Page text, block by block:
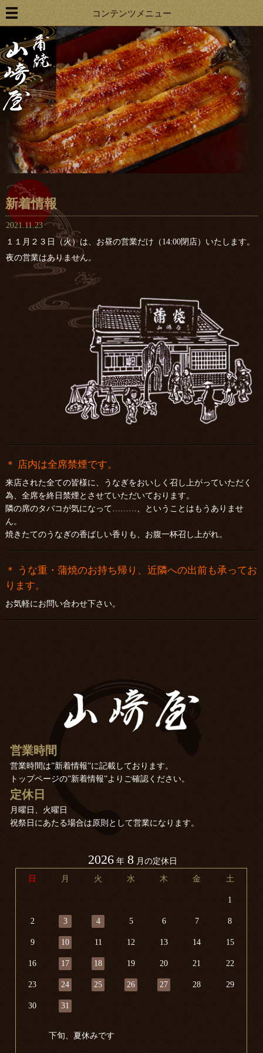
コンテンツメニュー
新着情報
2021.11.23
１１月２３日（火）は、お昼の営業だけ（14:00閉店）いたします。
夜の営業はありません。
＊ 店内は全席禁煙です。
来店された全ての皆様に、うなぎをおいしく召し上がっていただく
為、全席を終日禁煙とさせていただいております。
隣の席のタバコが気になって………、ということはもうありませ
ん。
焼きたてのうなぎの香ばしい香りも、お腹一杯召し上がれ。
＊ うな重・蒲焼のお持ち帰り、近隣への出前も承ってお
ります。
お気軽にお問い合わせ下さい。
営業時間
営業時間は”新着情報”に記載しております。
トップページの”新着情報”よりご確認ください。
定休日
月曜日、火曜日
祝祭日にあたる場合は原則として営業になります。
2026 年 8 月の定休日
日
月 火 水 木 金 土
1
2 3 4 5 6 7 8
9 10 11 12 13 14 15
16 17 18 19 20 21 22
23 24 25 26 27 28 29
30 31
下旬、夏休みです